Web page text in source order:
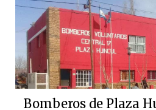
Bomberos de Plaza